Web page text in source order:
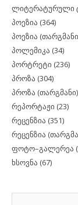
ლიტერატურული
პოეზია (364)
პოეზია
პოლემიკა (34)
პორტრეტი (236)
პროზა (304)
პროზა (თარგმანი)
რეპორტაჟი (23)
რეცენზია (351)
რეცენზია
ფოტო–გალერეა
ხსოვნა (67)